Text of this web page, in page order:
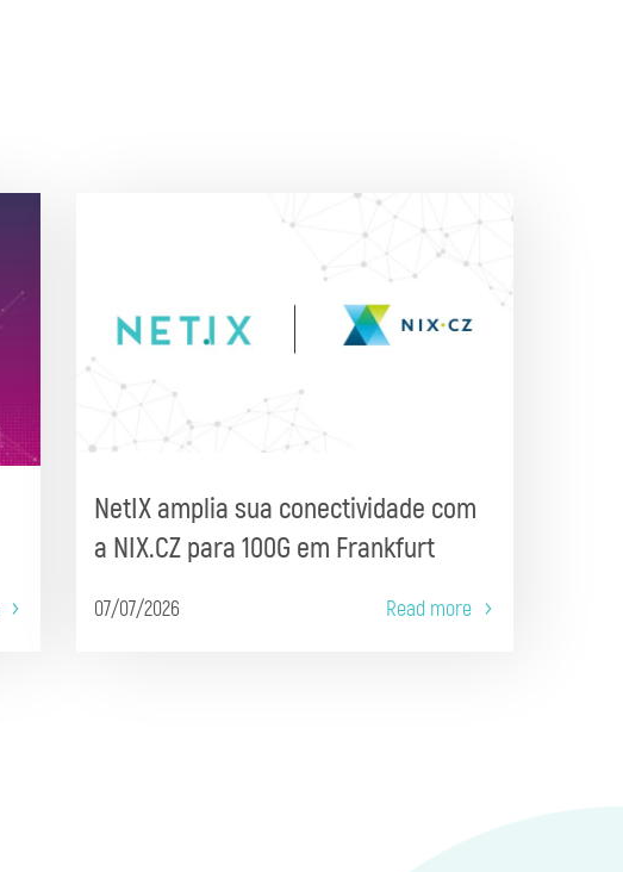
NetIX amplia sua conectividade com
a NIX.CZ para 100G em Frankfurt
07/07/2026 Read more